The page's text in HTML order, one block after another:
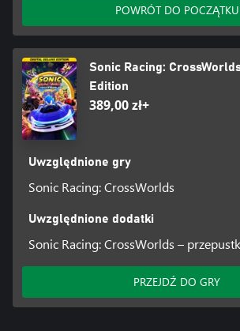
POWRÓT DO POCZĄTKU
Sonic Racing:
Edition
389,00 zł+
Uwzględnione gry
Sonic Racing: CrossWorlds
Uwzględnione dodatki
Sonic Racing: CrossWorlds –
PRZEJDŹ DO GRY